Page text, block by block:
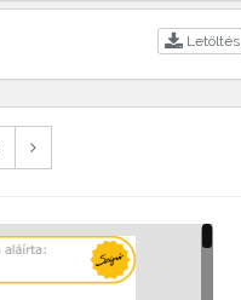
Letöltés